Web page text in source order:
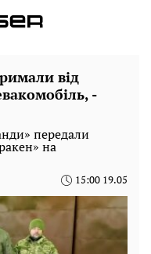
від
-
передали
на
15:00 19.05